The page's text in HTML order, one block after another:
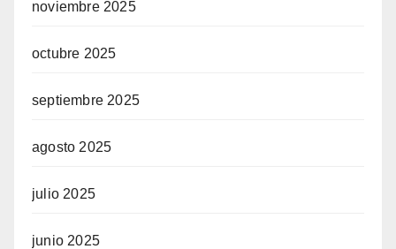
noviembre 2025
octubre 2025
septiembre 2025
agosto 2025
julio 2025
junio 2025